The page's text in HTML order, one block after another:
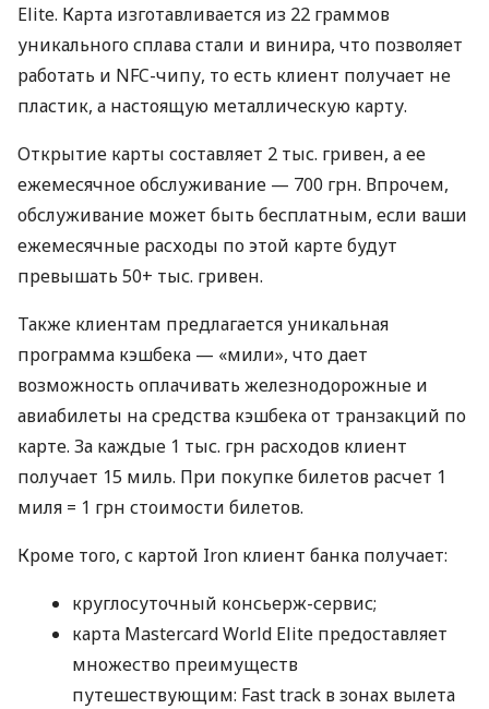
Elite. Карта изготавливается из 22 граммов
уникального сплава стали и винира, что позволяет
работать и NFC-чипу, то есть клиент получает не
пластик, а настоящую металлическую карту.
Открытие карты составляет 2 тыс. гривен, а ее
ежемесячное обслуживание — 700 грн. Впрочем,
обслуживание может быть бесплатным, если ваши
ежемесячные расходы по этой карте будут
превышать 50+ тыс. гривен.
Также клиентам предлагается уникальная
программа кэшбека — «мили», что дает
возможность оплачивать железнодорожные и
авиабилеты на средства кэшбека от транзакций по
карте. За каждые 1 тыс. грн расходов клиент
получает 15 миль. При покупке билетов расчет 1
миля = 1 грн стоимости билетов.
Кроме того, с картой Iron клиент банка получает:
круглосуточный консьерж-сервис;
карта Mastercard World Elite предоставляет
множество преимуществ
путешествующим: Fast track в зонах вылета